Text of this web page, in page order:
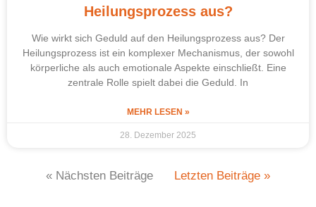
Heilungsprozess aus?
Wie wirkt sich Geduld auf den Heilungsprozess aus? Der
Heilungsprozess ist ein komplexer Mechanismus, der sowohl
körperliche als auch emotionale Aspekte einschließt. Eine
zentrale Rolle spielt dabei die Geduld. In
MEHR LESEN »
28. Dezember 2025
« Nächsten Beiträge Letzten Beiträge »